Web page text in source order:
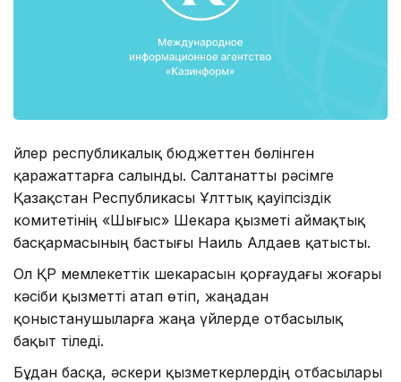
Үйлер республикалық бюджеттен бөлінген
қаражаттарға салынды. Салтанатты рәсімге
Қазақстан Республикасы Ұлттық қауіпсіздік
комитетінің «Шығыс» Шекара қызметі аймақтық
басқармасының бастығы Наиль Алдаев қатысты.
Ол ҚР мемлекеттік шекарасын қорғаудағы жоғары
кәсіби қызметті атап өтіп, жаңадан
қоныстанушыларға жаңа үйлерде отбасылық
бақыт тіледі.
Бұдан басқа, әскери қызметкерлердің отбасылары